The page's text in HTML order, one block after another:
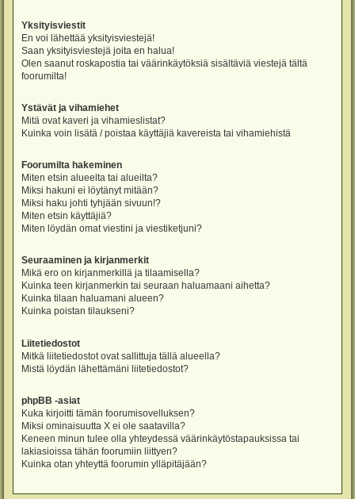
Yksityisviestit
En voi lähettää yksityisviestejä!
Saan yksityisviestejä joita en halua!
Olen saanut roskapostia tai väärinkäytöksiä sisältäviä viestejä tältä
foorumilta!
Ystävät ja vihamiehet
Mitä ovat kaveri ja vihamieslistat?
Kuinka voin lisätä / poistaa käyttäjiä kavereista tai vihamiehistä
Foorumilta hakeminen
Miten etsin alueelta tai alueilta?
Miksi hakuni ei löytänyt mitään?
Miksi haku johti tyhjään sivuun!?
Miten etsin käyttäjiä?
Miten löydän omat viestini ja viestiketjuni?
Seuraaminen ja kirjanmerkit
Mikä ero on kirjanmerkillä ja tilaamisella?
Kuinka teen kirjanmerkin tai seuraan haluamaani aihetta?
Kuinka tilaan haluamani alueen?
Kuinka poistan tilaukseni?
Liitetiedostot
Mitkä liitetiedostot ovat sallittuja tällä alueella?
Mistä löydän lähettämäni liitetiedostot?
phpBB -asiat
Kuka kirjoitti tämän foorumisovelluksen?
Miksi ominaisuutta X ei ole saatavilla?
Keneen minun tulee olla yhteydessä väärinkäytöstapauksissa tai
lakiasioissa tähän foorumiin liittyen?
Kuinka otan yhteyttä foorumin ylläpitäjään?